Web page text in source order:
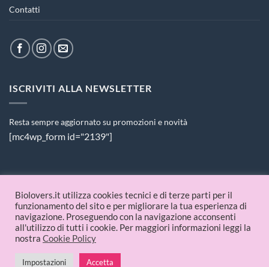
Contatti
ISCRIVITI ALLA NEWSLETTER
Resta sempre aggiornato su promozioni e novità
[mc4wp_form id="2139"]
PAGAMENTI ACCETTATI
© 2026 Biolovers.it | P.IVA 09336481214
Biolovers.it utilizza cookies tecnici e di terze parti per il
funzionamento del sito e per migliorare la tua esperienza di
navigazione. Proseguendo con la navigazione acconsenti
all'utilizzo di tutti i cookie. Per maggiori informazioni leggi la
nostra Cookie Policy
Impostazioni Accetta